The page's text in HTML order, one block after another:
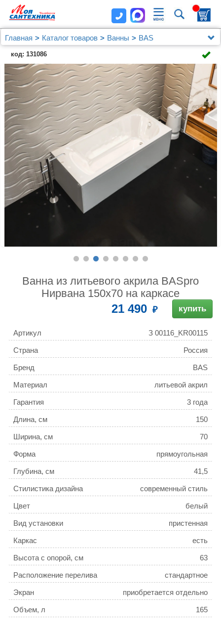
Главная Каталог товаров Ванны
BAS
Ванна из литьевого акрила BASpro Нирвана 150х70
на каркасе
код: 131086
Ванна из литьевого акрила BASpro
Нирвана 150х70 на каркасе
21 490 купить
Артикул З 00116_KR00115
Страна Россия
Бренд BAS
Материал литьевой акрил
Гарантия 3 года
Длина, см 150
Ширина, см 70
Форма прямоугольная
Глубина, см 41,5
Стилистика дизайна современный стиль
Цвет белый
Вид установки пристенная
Каркас есть
Высота с опорой, см 63
Расположение перелива стандартное
Экран приобретается отдельно
Объем, л 165